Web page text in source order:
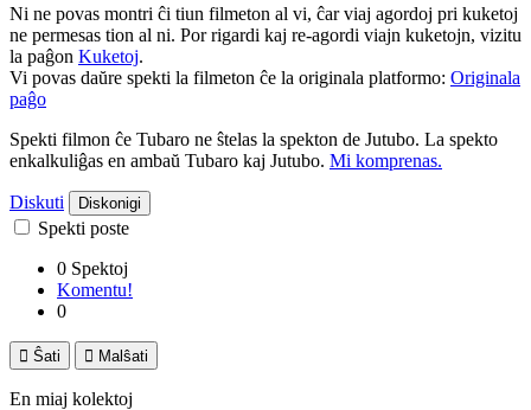
Ni ne povas montri ĉi tiun filmeton al vi, ĉar viaj agordoj pri kuketoj
ne permesas tion al ni. Por rigardi kaj re-agordi viajn kuketojn, vizitu
la paĝon Kuketoj.
Vi povas daŭre spekti la filmeton ĉe la originala platformo: Originala
paĝo
Spekti filmon ĉe Tubaro ne ŝtelas la spekton de Jutubo. La spekto
enkalkuliĝas en ambaŭ Tubaro kaj Jutubo. Mi komprenas.
Diskuti Diskonigi
Spekti poste
0 Spektoj
Komentu!
0
 Ŝati  Malŝati
En miaj kolektoj